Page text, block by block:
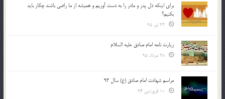
براي اينكه دل پدر و مادر را به دست آوريم و هميشه از ما راضي باشند چكار بايد
بكنيم؟
زیارت نامه امام صادق علیه السلام
مراسم شهادت امام صادق (ع) سال 93